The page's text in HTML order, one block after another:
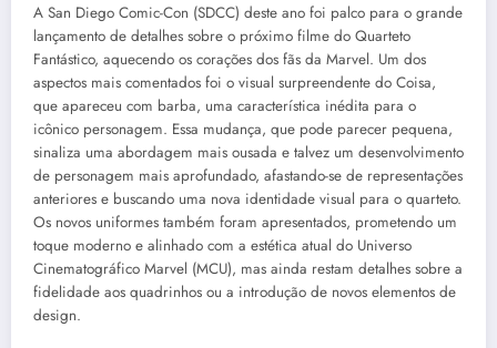
A San Diego Comic-Con (SDCC) deste ano foi palco para o grande
lançamento de detalhes sobre o próximo filme do Quarteto
Fantástico, aquecendo os corações dos fãs da Marvel. Um dos
aspectos mais comentados foi o visual surpreendente do Coisa,
que apareceu com barba, uma característica inédita para o
icônico personagem. Essa mudança, que pode parecer pequena,
sinaliza uma abordagem mais ousada e talvez um desenvolvimento
de personagem mais aprofundado, afastando-se de representações
anteriores e buscando uma nova identidade visual para o quarteto.
Os novos uniformes também foram apresentados, prometendo um
toque moderno e alinhado com a estética atual do Universo
Cinematográfico Marvel (MCU), mas ainda restam detalhes sobre a
fidelidade aos quadrinhos ou a introdução de novos elementos de
design.